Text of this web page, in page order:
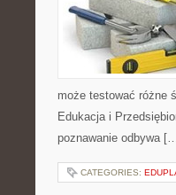
może testować różne
Edukacja i
poznawanie odbywa
CATEGORIES: